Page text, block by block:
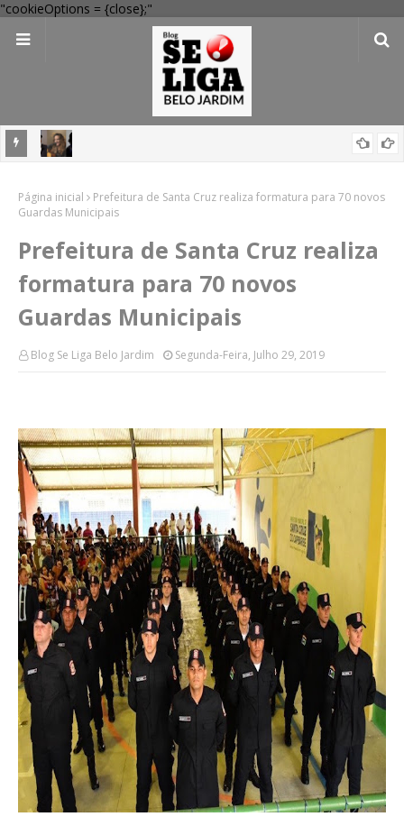
"cookieOptions = {close};"
Maria Rita e mais em Arcoverde; veja programação
Página inicial
Prefeitura de Santa Cruz realiza formatura para 70 novos
Guardas Municipais
Prefeitura de Santa Cruz realiza
formatura para 70 novos
Guardas Municipais
Blog Se Liga Belo Jardim Segunda-Feira, Julho 29, 2019